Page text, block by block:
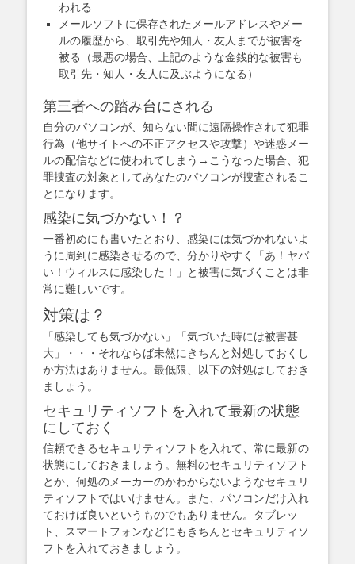
われる
メールソフトに保存されたメールアドレスやメー
ルの履歴から、取引先や知人・友人までが被害を
被る（最悪の場合、上記のような金銭的な被害も
取引先・知人・友人に及ぶようになる）
第三者への踏み台にされる
自分のパソコンが、知らない間に遠隔操作されて犯罪
行為（他サイトへの不正アクセスや攻撃）や迷惑メー
ルの配信などに使われてしまう→こうなった場合、犯
罪捜査の対象としてあなたのパソコンが捜査されるこ
とになります。
感染に気づかない！？
一番初めにも書いたとおり、感染には気づかれないよ
うに周到に感染させるので、分かりやすく「あ！ヤバ
い！ウィルスに感染した！」と被害に気づくことは非
常に難しいです。
対策は？
「感染しても気づかない」「気づいた時には被害甚
大」・・・それならば未然にきちんと対処しておくし
か方法はありません。最低限、以下の対処はしておき
ましょう。
セキュリティソフトを入れて最新の状態
にしておく
信頼できるセキュリティソフトを入れて、常に最新の
状態にしておきましょう。無料のセキュリティソフト
とか、何処のメーカーのかわからないようなセキュリ
ティソフトではいけません。また、パソコンだけ入れ
ておけば良いというものでもありません。タブレッ
ト、スマートフォンなどにもきちんとセキュリティソ
フトを入れておきましょう。